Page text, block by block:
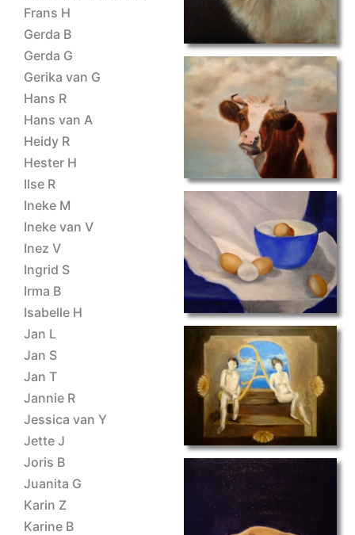
Frans H
Gerda B
Gerda G
Gerika van G
Hans R
Hans van A
Heidy R
Hester H
Ilse R
Ineke M
Ineke van V
Inez V
Ingrid S
Irma B
Isabelle H
Jan L
Jan S
Jan T
Jannie R
Jessica van Y
Jette J
Joris B
Juanita G
Karin Z
Karine B
dierportret IV
eieren
gerda